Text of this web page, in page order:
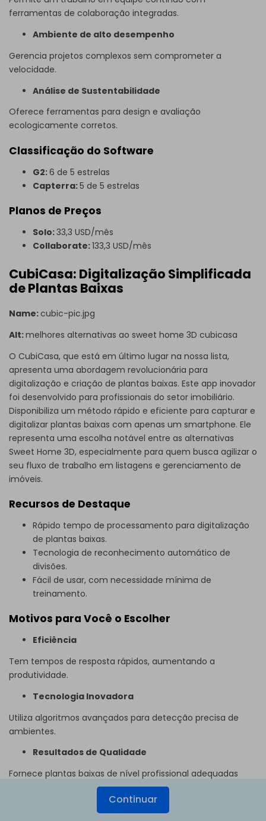
ferramentas de colaboração integradas.
Ambiente de alto desempenho
Gerencia projetos complexos sem comprometer a
velocidade.
Análise de Sustentabilidade
Oferece ferramentas para design e avaliação
ecologicamente corretos.
Classificação do Software
G2:6 de 5 estrelas
Capterra:5 de 5 estrelas
Planos de Preços
Solo:33,3 USD/mês
Collaborate:133,3 USD/mês
CubiCasa: Digitalização Simplificada
de Plantas Baixas
Name:cubic-pic.jpg
Alt:melhores alternativas ao sweet home 3D cubicasa
O CubiCasa, que está em último lugar na nossa lista,
apresenta uma abordagem revolucionária para
digitalização e criação de plantas baixas. Este app inovador
foi desenvolvido para profissionais do setor imobiliário.
Disponibiliza um método rápido e eficiente para capturar e
digitalizar plantas baixas com apenas um smartphone. Ele
representa uma escolha notável entre as alternativas
Sweet Home 3D, especialmente para quem busca agilizar o
seu fluxo de trabalho em listagens e gerenciamento de
imóveis.
Recursos de Destaque
Rápido tempo de processamento para digitalização
de plantas baixas.
Tecnologia de reconhecimento automático de
divisões.
Fácil de usar, com necessidade mínima de
treinamento.
Motivos para Você o Escolher
Eficiência
Tem tempos de resposta rápidos, aumentando a
produtividade.
Tecnologia Inovadora
Utiliza algoritmos avançados para detecção precisa de
ambientes.
Resultados de Qualidade
Fornece plantas baixas de nível profissional adequadas
para marketing imobiliário.
Classificação do Software
Continuar